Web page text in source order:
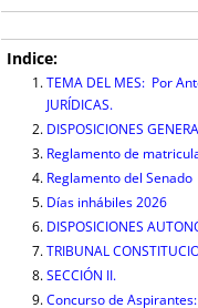
Indice:
TEMA DEL MES: Por
JURÍDICAS.
DISPOSICIONES
Reglamento de
Reglamento del Senado
Días inhábiles 2026
DISPOSICIONES
TRIBUNAL
SECCIÓN II.
Concurso de Aspirantes: